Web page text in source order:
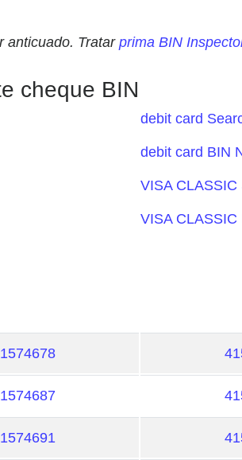
anticuado. Tratar prima BIN
cheque BIN
debit card
debit card BIN
VISA CLASSIC
VISA